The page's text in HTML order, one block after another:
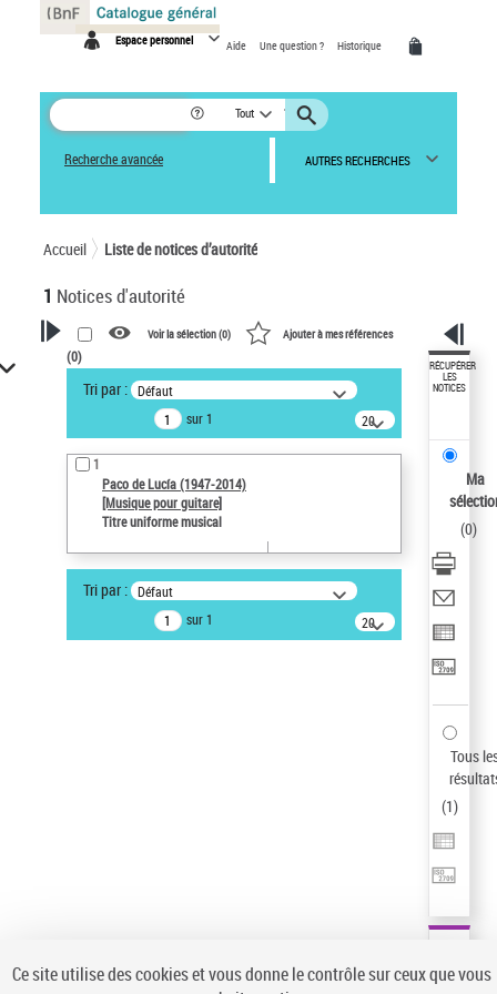
Espace personnel Aide Une question ? Historique
Tout
Recherche avancée AUTRES RECHERCHES
Accueil Liste de notices d’autorité
1 Notices d'autorité
VOTRE RECHERCHE
Recherche avancée dans les
notices d’autorité
Œuvres liées à l'auteur :
Paco de Lucía (1947-2014)
Auteur d’œuvre
Type de notice d'autorité
Œuvre
Sauvegarder votre recherche
Voir la sélection (0) Ajouter à mes références
(0)
Tri par : Défaut
sur 1
20
résultats/page
1
Paco de Lucía (1947-2014)
[Musique pour guitare]
Titre uniforme musical
Tri par : Défaut
sur 1
20
résultats/page
RÉCUPÉRER
LES
NOTICES
Ma
(0)
Tous
(1)
Panneau de gestion des cookies
Ce site utilise des cookies et vous donne le contrôle sur ceux que vous